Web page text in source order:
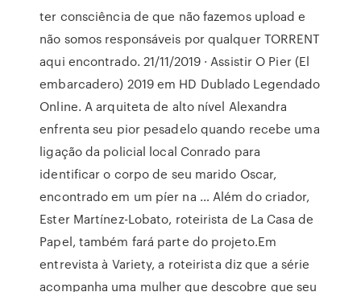
ter consciência de que não fazemos upload e
não somos responsáveis por qualquer TORRENT
aqui encontrado. 21/11/2019 · Assistir O Pier (El
embarcadero) 2019 em HD Dublado Legendado
Online. A arquiteta de alto nível Alexandra
enfrenta seu pior pesadelo quando recebe uma
ligação da policial local Conrado para
identificar o corpo de seu marido Oscar,
encontrado em um píer na … Além do criador,
Ester Martínez-Lobato, roteirista de La Casa de
Papel, também fará parte do projeto.Em
entrevista à Variety, a roteirista diz que a série
acompanha uma mulher que descobre que seu